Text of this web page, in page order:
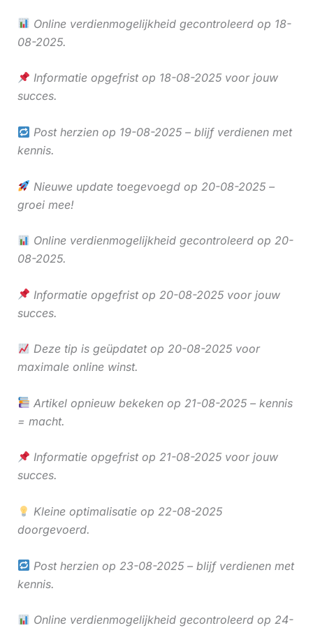
Online verdienmogelijkheid gecontroleerd op 18-
08-2025.
Informatie opgefrist op 18-08-2025 voor jouw
succes.
Post herzien op 19-08-2025 – blijf verdienen met
kennis.
Nieuwe update toegevoegd op 20-08-2025 –
groei mee!
Online verdienmogelijkheid gecontroleerd op 20-
08-2025.
Informatie opgefrist op 20-08-2025 voor jouw
succes.
Deze tip is geüpdatet op 20-08-2025 voor
maximale online winst.
Artikel opnieuw bekeken op 21-08-2025 – kennis
= macht.
Informatie opgefrist op 21-08-2025 voor jouw
succes.
Kleine optimalisatie op 22-08-2025
doorgevoerd.
Post herzien op 23-08-2025 – blijf verdienen met
kennis.
Online verdienmogelijkheid gecontroleerd op 24-